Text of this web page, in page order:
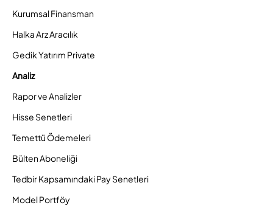
Kurumsal Finansman
Halka Arz Aracılık
Gedik Yatırım Private
Analiz
Rapor ve Analizler
Hisse Senetleri
Temettü Ödemeleri
Bülten Aboneliği
Tedbir Kapsamındaki Pay Senetleri
Model Portföy